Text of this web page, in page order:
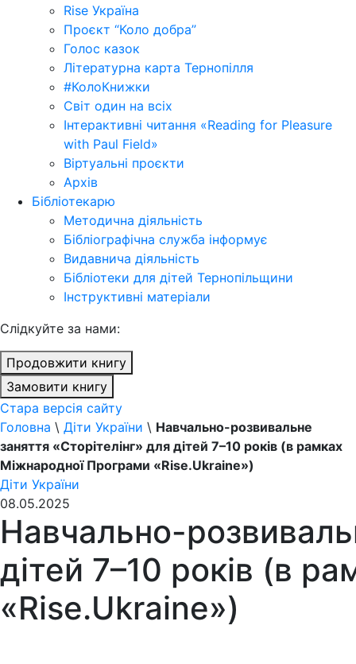
Rise Україна
Проєкт “Коло добра”
Голос казок
Літературна карта Тернопілля
#КолоКнижки
Світ один на всіх
Інтерактивні читання «Reading for Pleasure
with Paul Field»
Віртуальні проєкти
Архів
Бібліотекарю
Методична діяльність
Бібліографічна служба інформує
Видавнича діяльність
Бібліотеки для дітей Тернопільщини
Інструктивні матеріали
Cлідкуйте за нами:
Продовжити книгу
Замовити книгу
Стара версія сайту
Головна \ Діти України \ Навчально-розвивальне
заняття «Сторітелінг» для дітей 7–10 років (в рамках
Міжнародної Програми «Rise.Ukraine»)
Діти України
08.05.2025
Навчально-
дітей 7–10 років (в
«Rise.Ukraine»)